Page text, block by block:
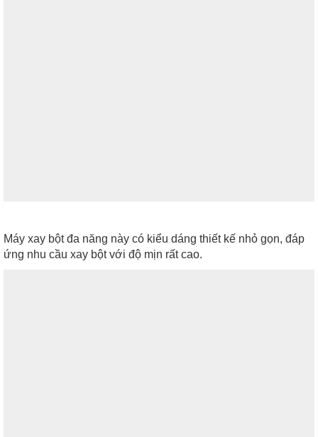
Máy xay bột đa năng này có kiểu dáng thiết kế nhỏ gọn, đáp
ứng nhu cầu xay bột với độ mịn rất cao.